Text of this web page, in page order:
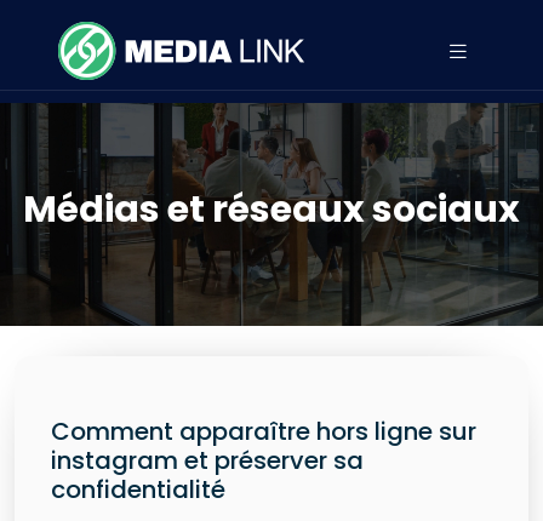
Médias et réseaux sociaux
Comment apparaître hors ligne sur
instagram et préserver sa
confidentialité